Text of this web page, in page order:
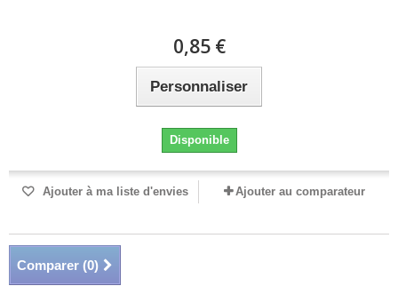
0,85 €
Personnaliser
Disponible
Ajouter à ma liste d'envies Ajouter au comparateur
Comparer (0)